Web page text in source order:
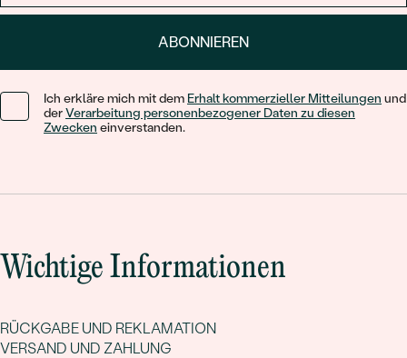
ABONNIEREN
Ich erkläre mich mit dem Erhalt kommerzieller Mitteilungen und
derVerarbeitung personenbezogener Daten zu diesen
Zwecken einverstanden.
Wichtige Informationen
RÜCKGABE UND REKLAMATION
VERSAND UND ZAHLUNG